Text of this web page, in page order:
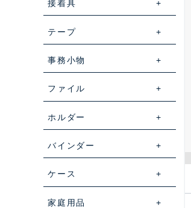
接着具
テープ
事務小物
ファイル
ホルダー
バインダー
ケース
家庭用品